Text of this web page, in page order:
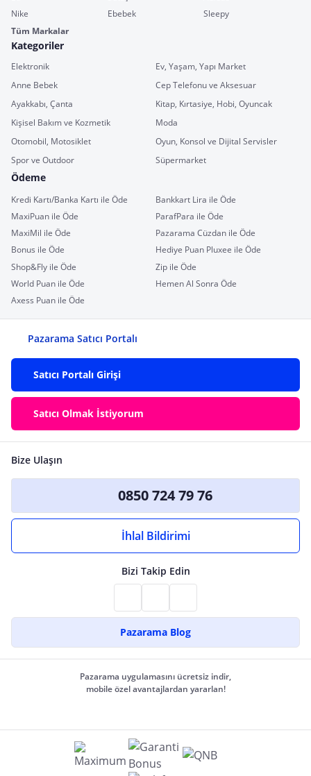
Nike
Ebebek
Sleepy
Tüm Markalar
Kategoriler
Elektronik
Ev, Yaşam, Yapı Market
Anne Bebek
Cep Telefonu ve Aksesuar
Ayakkabı, Çanta
Kitap, Kırtasiye, Hobi, Oyuncak
Kişisel Bakım ve Kozmetik
Moda
Otomobil, Motosiklet
Oyun, Konsol ve Dijital Servisler
Spor ve Outdoor
Süpermarket
Ödeme
Kredi Kartı/Banka Kartı ile Öde
Bankkart Lira ile Öde
MaxiPuan ile Öde
ParafPara ile Öde
MaxiMil ile Öde
Pazarama Cüzdan ile Öde
Bonus ile Öde
Hediye Puan Pluxee ile Öde
Shop&Fly ile Öde
Zip ile Öde
World Puan ile Öde
Hemen Al Sonra Öde
Axess Puan ile Öde
Pazarama Satıcı Portalı
Satıcı Portalı Girişi
Satıcı Olmak İstiyorum
Bize Ulaşın
0850 724 79 76
İhlal Bildirimi
Bizi Takip Edin
Pazarama Blog
Pazarama uygulamasını ücretsiz indir,
mobile özel avantajlardan yararlan!